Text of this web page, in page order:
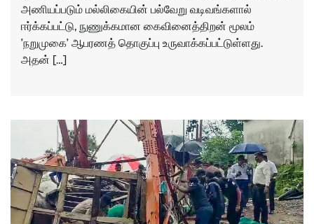
அணியப்படும் மல்லிகையின் பல்வேறு வடிவங்களால்
ஈர்க்கப்பட்டு, நுணுக்கமான கைவினைத்திறன் மூலம்
’நறுமுகை’ ஆபரணத் தொகுப்பு உருவாக்கப்பட்டுள்ளது.
அதன் […]